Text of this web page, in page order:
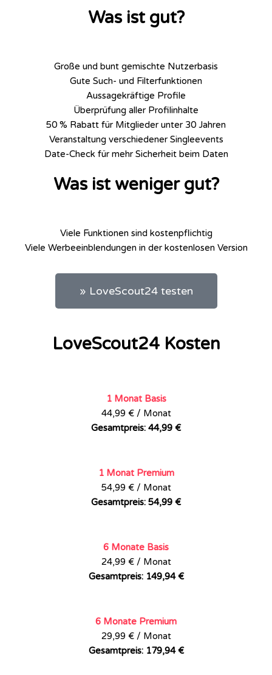
Was ist gut?
Große und bunt gemischte Nutzerbasis
Gute Such- und Filterfunktionen
Aussagekräftige Profile
Überprüfung aller Profilinhalte
50 % Rabatt für Mitglieder unter 30 Jahren
Veranstaltung verschiedener Singleevents
Date-Check für mehr Sicherheit beim Daten
Was ist weniger gut?
Viele Funktionen sind kostenpflichtig
Viele Werbeeinblendungen in der kostenlosen Version
» LoveScout24 testen
LoveScout24 Kosten
1 Monat Basis
44,99 € / Monat
Gesamtpreis: 44,99 €
1 Monat Premium
54,99 € / Monat
Gesamtpreis: 54,99 €
6 Monate Basis
24,99 € / Monat
Gesamtpreis: 149,94 €
6 Monate Premium
29,99 € / Monat
Gesamtpreis: 179,94 €